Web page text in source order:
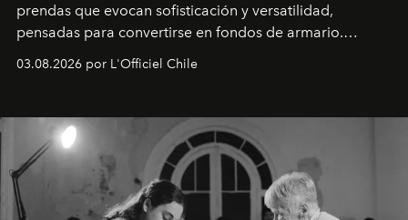
prendas que evocan sofisticación y versatilidad,
pensadas para convertirse en fondos de armario.
Disponible en Chile desde el 6 de agosto.
03.08.2026 por L'Officiel Chile